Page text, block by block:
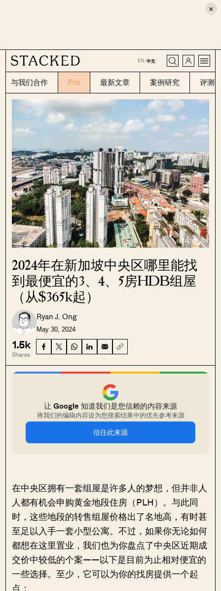
×
EN |中文
与我们合作 Pro 最新文章 案例研究 评测
CLOSE
2024年在新加坡中央区哪里能找
到最便宜的3、4、5房HDB组屋
（从$365k起）
Ryan J. Ong
May 30, 2024
1.5k
Shares
让 Google 知道我们是您信赖的内容来源
将我们的编辑内容设为您搜索结果中的优先参考来源
信任此来源
在中央区拥有一套组屋是许多人的梦想，但并非人
人都有机会申购黄金地段住房（PLH）。与此同
时，这些地段的转售组屋价格出了名地高，有时甚
至足以入手一套小型公寓。不过，如果你无论如何
都想在这里置业，我们也为你盘点了中央区近期成
交价中较低的个案——以下是目前为止相对便宜的
一些选择。至少，它可以为你的找房提供一个起
点：